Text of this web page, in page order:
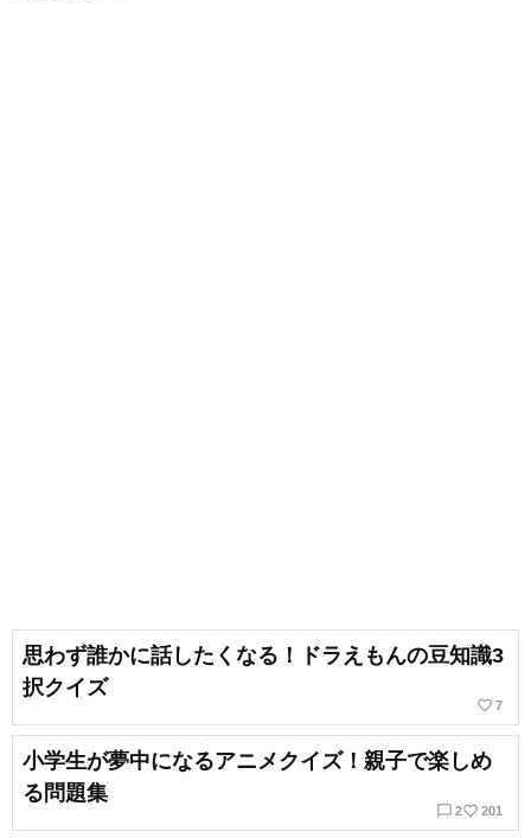
思わず誰かに話したくなる！ドラえもんの豆知識3
択クイズ
favorite_border 7
小学生が夢中になるアニメクイズ！親子で楽しめ
る問題集
chat_bubble_outline 2favorite_border 201